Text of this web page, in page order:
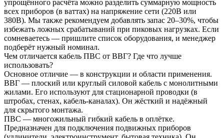
упрощённого расчёта можно разделить суммарную мощность
всех приборов (в ваттах) на напряжение сети (220В или
380В). Мы также рекомендуем добавлять запас 20–30%, чтобы
избежать ложных срабатываний при пиковых нагрузках. Если
сомневаетесь — пришлите список оборудования, и менеджер
подберёт нужный номинал.
Чем отличается кабель ПВС от ВВГ? Где что лучше
использовать?
Основное отличие — в конструкции и области применения.
ВВГ — плоский или круглый силовой кабель с монолитными
жилами. Его используют для стационарной проводки (в
штробах, стенах, кабель-каналах). Он жёсткий и надёжный
для скрытого монтажа.
ПВС — многожильный гибкий кабель в оплётке.
Предназначен для подключения подвижных приборов